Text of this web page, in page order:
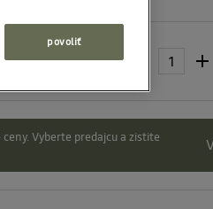
226,90 €
Vyberte predajcu a zistite
povoliť